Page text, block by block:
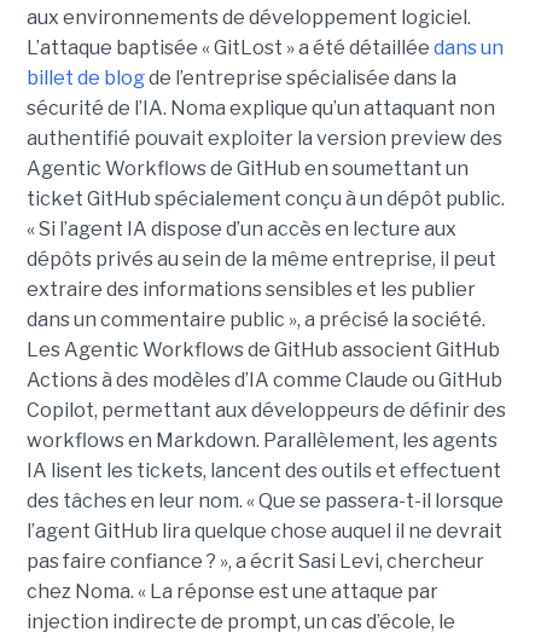
aux environnements de développement logiciel.
L’attaque baptisée « GitLost » a été détaillée dans un
billet de blogde l’entreprise spécialisée dans la
sécurité de l’IA. Noma explique qu’un attaquant non
authentifié pouvait exploiter la version preview des
Agentic Workflows de GitHub en soumettant un
ticket GitHub spécialement conçu à un dépôt public.
« Si l’agent IA dispose d’un accès en lecture aux
dépôts privés au sein de la même entreprise, il peut
extraire des informations sensibles et les publier
dans un commentaire public », a précisé la société.
Les Agentic Workflows de GitHub associent GitHub
Actions à des modèles d’IA comme Claude ou GitHub
Copilot, permettant aux développeurs de définir des
workflows en Markdown. Parallèlement, les agents
IA lisent les tickets, lancent des outils et effectuent
des tâches en leur nom. « Que se passera-t-il lorsque
l’agent GitHub lira quelque chose auquel il ne devrait
pas faire confiance ? », a écrit Sasi Levi, chercheur
chez Noma. « La réponse est une attaque par
injection indirecte de prompt, un cas d’école, le